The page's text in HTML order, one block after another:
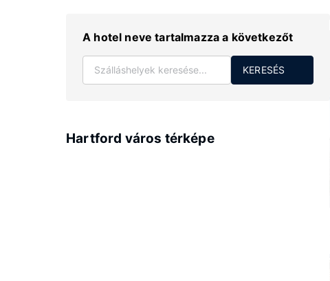
A hotel neve tartalmazza a következőt
KERESÉS
Hartford város térképe